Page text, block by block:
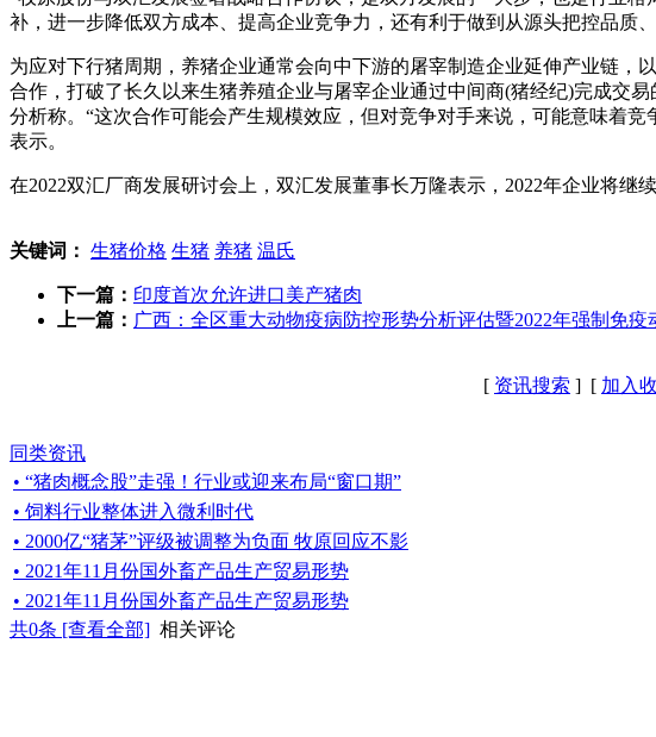
补，进一步降低双方成本、提高企业竞争力，还有利于做到从源头把控品质
为应对下行猪周期，养猪企业通常会向中下游的屠宰制造企业延伸产业链
合作，打破了长久以来生猪养殖企业与屠宰企业通过中间商(猪经纪)完成交
分析称。“这次合作可能会产生规模效应，但对竞争对手来说，可能意味着
表示。
在2022双汇厂商发展研讨会上，双汇发展董事长万隆表示，2022年企业将
关键词： 生猪价格 生猪 养猪 温氏
下一篇： 印度首次允许进口美产猪肉
上一篇： 广西：全区重大动物疫病防控形势分析评估暨2022年强制免
[ 资讯搜索 ] [ 加入
同类资讯
• “猪肉概念股”走强！行业或迎来布局“窗口期”
• 饲料行业整体进入微利时代
• 2000亿“猪茅”评级被调整为负面 牧原回应不影
• 2021年11月份国外畜产品生产贸易形势
• 2021年11月份国外畜产品生产贸易形势
共0条 [查看全部] 相关评论